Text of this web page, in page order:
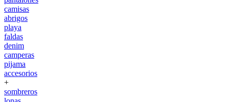
camisas
abrigos
playa
faldas
denim
camperas
pijama
accesorios
+
sombreros